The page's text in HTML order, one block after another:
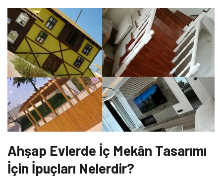
Ahşap Evlerde İç Mekân Tasarımı
İçin İpuçları Nelerdir?